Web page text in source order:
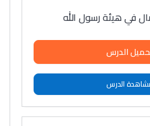
في هيئة رسول الله
الدرس
الدرس